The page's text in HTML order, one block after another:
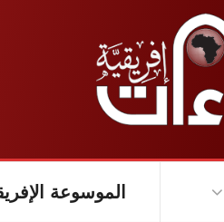
الموسوعة